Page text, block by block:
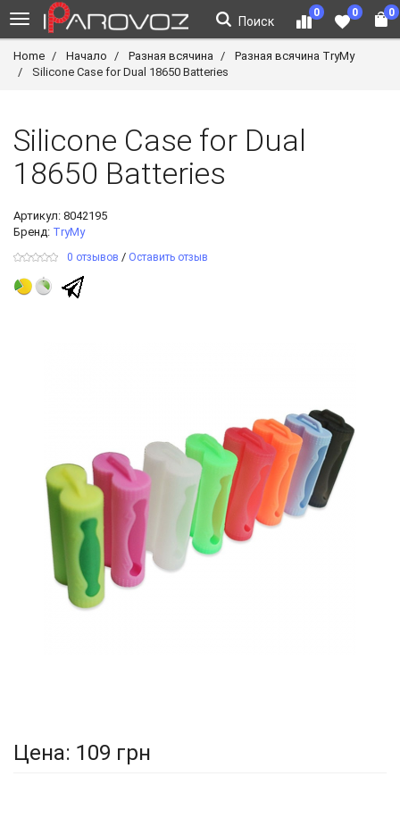
Поиск
0 0 0
Home Начало Разная всячина
Разная всячина TryMy
Silicone Case for Dual 18650 Batteries
Silicone Case for Dual
18650 Batteries
Артикул: 8042195
Бренд: TryMy
0 отзывов / Оставить отзыв
Цена: 109 грн